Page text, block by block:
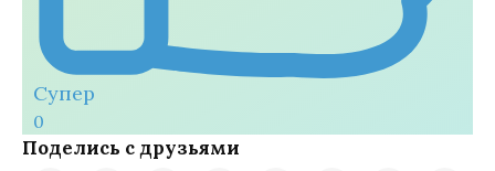
Супер
0
Поделись с друзьями